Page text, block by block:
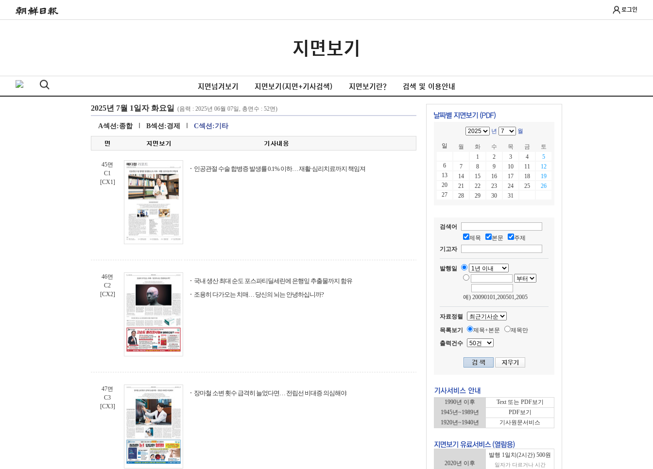
로그인
지면보기
지면넘겨보기 지면보기(지면+기사검색) 지면보기란? 검색 및 이용안내
A섹션:종합 B섹션:경제 C섹션:기타
45면
C1
[CX1]
인공관절 수술 합병증 발생률 0.1% 이하… 재활·심리치료까지 책임져
46면
C2
[CX2]
국내 생산 최대 순도 포스파티딜세린에 은행잎 추출물까지 함유
조용히 다가오는 치매… 당신의 뇌는 안녕하십니까?
47면
C3
[CX3]
장마철 소변 횟수 급격히 늘었다면… 전립선 비대증 의심해야